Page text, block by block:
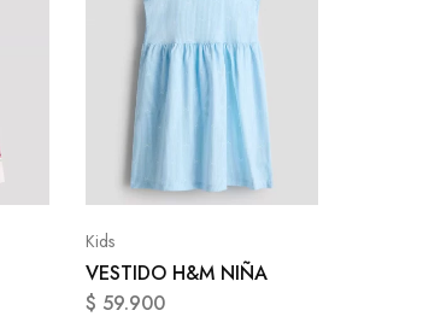
Kids
VESTIDO H&M NIÑA
$ 59.900